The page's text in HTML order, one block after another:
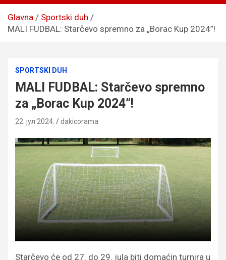
Glavna
Sportski duh
MALI FUDBAL: Starčevo spremno za „Borac Kup 2024”!
SPORTSKI DUH
MALI FUDBAL: Starčevo spremno
za „Borac Kup 2024”!
22. јул 2024. dakicorama
Starčevo će od 27. do 29. jula biti domaćin turnira u